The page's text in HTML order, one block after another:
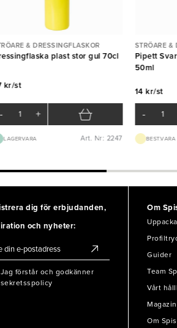
& DRESSINGFLASKOR
plast stor gul 70cl
kr/st
- +
LAGERVARA Art. Nr: 2247
STRÖARE &
Pipett
50ml
14 kr/st
-
dig för erbjudanden,
och nyheter:
Jag förstår och godkänner
sekretsspolicy
Om
Guider
Team
Vårt
Om